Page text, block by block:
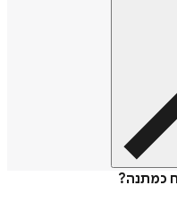
כמתנה?